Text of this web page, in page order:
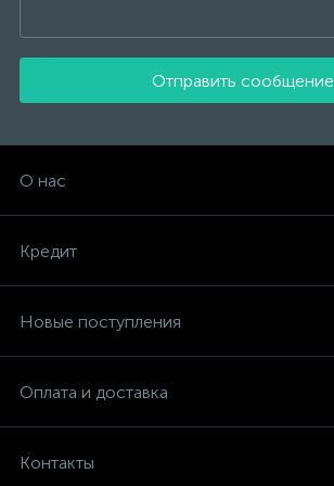
Отправить сообщение
О нас
Кредит
Новые поступления
Оплата и доставка
Контакты